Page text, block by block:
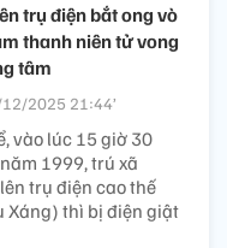
trụ điện bắt ong vò
thanh niên tử vong
tâm
2025 21:44’
vào lúc 15 giờ 30
1999, trú xã
trụ điện cao thế
Xáng) thì bị điện giật